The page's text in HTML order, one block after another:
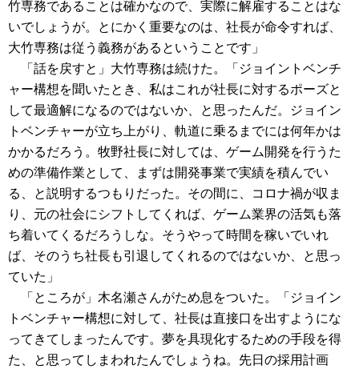
竹専務であることは確かなので、実際に解雇することはな
いでしょうが。とにかく重要なのは、社長が命令すれば、
大竹専務は従う義務があるということです」
「話を戻すと」大竹専務は続けた。「ジョイントベンチ
ャー構想を聞いたとき、私はこれが社長に対するポーズと
して最適解になるのではないか、と思ったんだ。ジョイン
トベンチャーが立ち上がり、軌道に乗るまでには何年かは
かかるだろう。牧野社長に対しては、ゲーム開発を行うた
めの準備作業として、まずは開発事業で実績を積んでい
る、と説明するつもりだった。その間に、コロナ禍が収ま
り、元の社会にシフトしてくれば、ゲーム業界の活気も落
ち着いてくるだろうしな。そうやって時間を稼いでいれ
ば、そのうち社長も引退してくれるのではないか、と思っ
ていた」
「ところが」木名瀬さんがため息をついた。「ジョイン
トベンチャー構想に対して、社長は直接口を出すようにな
ってきてしまったんです。夢を具現化するための手段を得
た、と思ってしまわれたんでしょうね。先日の採用計画